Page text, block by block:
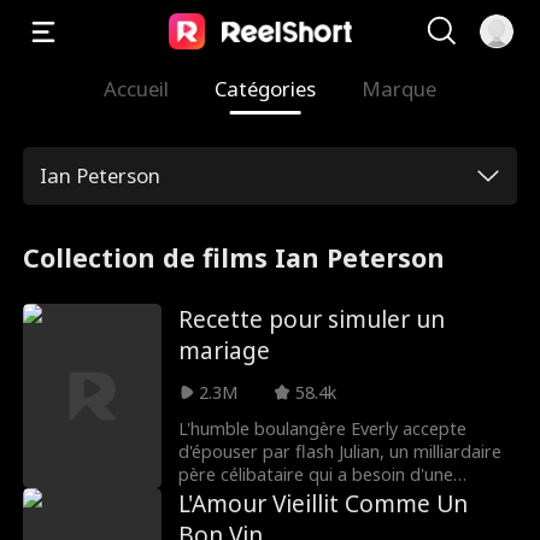
Accueil Catégories Marque
Ian Peterson
Collection de films Ian Peterson
Recette pour simuler un
mariage
2.3M
58.4k
L'humble boulangère Everly accepte
d'épouser par flash Julian, un milliardaire
père célibataire qui a besoin d'une
épouse de substitution pour garder la
garde de sa fille. Ce qui commence
L'Amour Vieillit Comme Un